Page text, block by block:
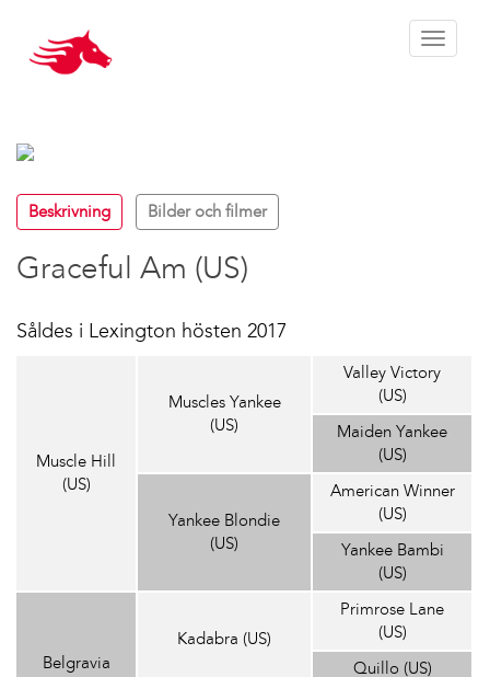
Toggle
Beskrivning Bilder och filmer
Graceful Am (US)
Såldes i Lexington hösten 2017
Muscle Hill
(US)
Muscles Yankee
(US)
Valley Victory
(US)
Maiden Yankee
(US)
Yankee Blondie
(US)
American Winner
(US)
Yankee Bambi
(US)
Belgravia
Kadabra (US)
Primrose Lane
(US)
Quillo (US)